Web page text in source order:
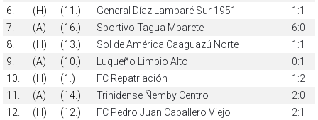
6.
(H) (11.) General Díaz Lambaré Sur 1951
1:1
7.
(A) (16.) Sportivo Tagua Mbarete
6:0
8.
(H) (13.) Sol de América Caaguazú Norte
1:1
9.
(A) (10.) Luqueño Limpio Alto
0:1
10.
(H) (1.) FC Repatriación
1:2
11.
(A) (14.) Trinidense Ñemby Centro
2:0
12.
(H) (12.) FC Pedro Juan Caballero Viejo
2:1